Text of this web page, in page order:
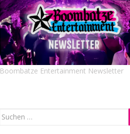
Boombatze Entertainment Newsletter
Suchen